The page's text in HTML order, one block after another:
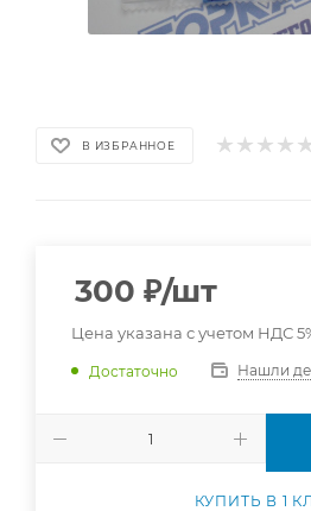
В ИЗБРАННОЕ
300 ₽/шт
Цена указана с учетом НДС
Достаточно Нашли
КУПИТЬ В 1